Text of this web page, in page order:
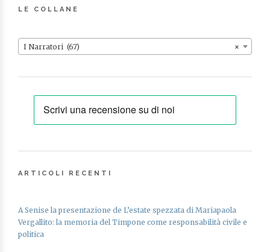
LE COLLANE
×
I Narratori (67)
ARTICOLI RECENTI
A Senise la presentazione de L’estate spezzata di Mariapaola
Vergallito: la memoria del Timpone come responsabilità civile e
politica